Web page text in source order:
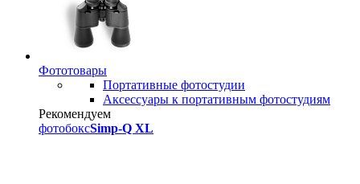
Фототовары
Портативные фотостудии
Аксессуары к портативным фотостудиям
Рекомендуем
фотобоксSimp-Q XL